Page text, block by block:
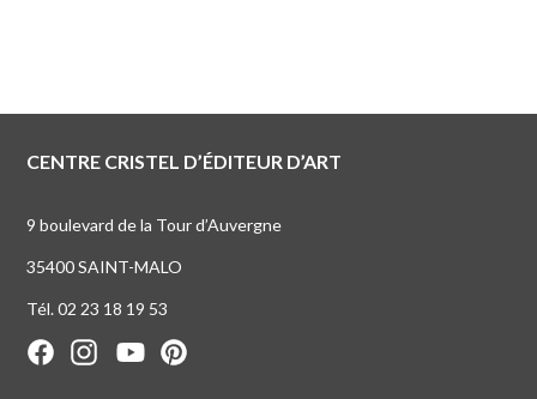
CENTRE CRISTEL D’ÉDITEUR D’ART
9 boulevard de la Tour d’Auvergne
35400 SAINT-MALO
Tél. 02 23 18 19 53